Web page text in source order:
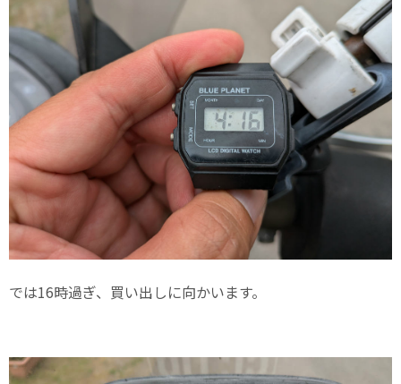
では16時過ぎ、買い出しに向かいます。